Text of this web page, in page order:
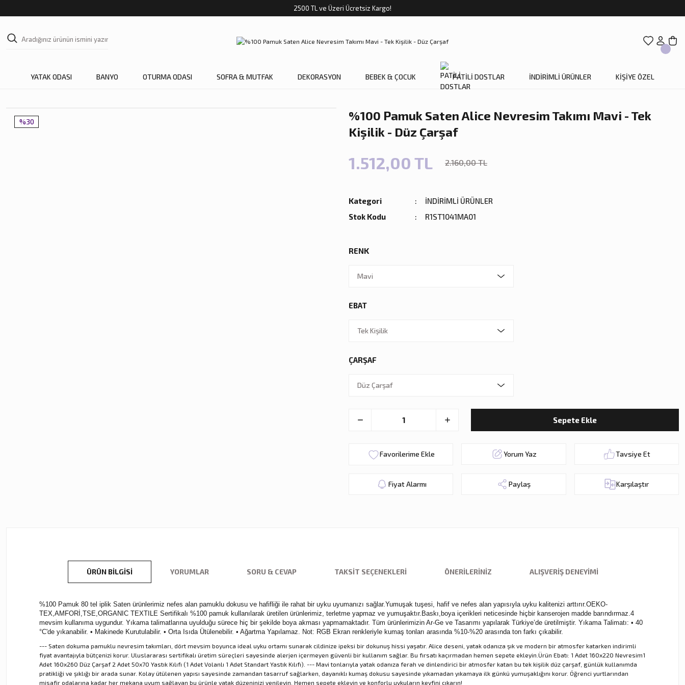
2500 TL ve Üzeri Ücretsiz Kargo!
YATAK ODASI BANYO OTURMA ODASI SOFRA & MUTFAK DEKORASYON BEBEK & ÇOCUK PATİLİ DOSTLAR İNDİRİMLİ ÜRÜNLER KİŞİYE ÖZEL
%30
%100 Pamuk Saten Alice Nevresim Takımı Mavi - Tek
Kişilik - Düz Çarşaf
1.512,00 TL 2.160,00 TL
Kategori
İNDİRİMLİ ÜRÜNLER
Stok Kodu
R1ST1041MA01
RENK
EBAT
ÇARŞAF
Sepete Ekle
Yorum Yaz Tavsiye Et
Fiyat Alarmı Paylaş Karşılaştır
ÜRÜN BILGISI YORUMLAR SORU & CEVAP TAKSIT SEÇENEKLERI ÖNERILERINIZ ALIŞVERIŞ DENEYIMI
%100 Pamuk 80 tel iplik Saten ürünlerimiz nefes alan pamuklu dokusu ve hafifliği ile rahat bir uyku uyumanızı sağlar.Yumuşak tuşesi, hafif ve nefes alan yapısıyla uyku kalitenizi arttırır.OEKO-
TEX,AMFORİ,TSE,ORGANIC TEXTILE Sertifikalı %100 pamuk kullanılarak üretilen ürünlerimiz, terletme yapmaz ve yumuşaktır.Baskı,boya içerikleri neticesinde hiçbir kanserojen madde barındırmaz.4
mevsim kullanıma uygundur. Yıkama talimatlarına uyulduğu sürece hiç bir şekilde boya akması yapmamaktadır. Tüm ürünlerimizin Ar-Ge ve Tasarımı yapılarak Türkiye’de üretilmiştir. Yıkama Talimatı: • 40
°C'de yıkanabilir. • Makinede Kurutulabilir. • Orta Isıda Ütülenebilir. • Ağartma Yapılamaz. Not: RGB Ekran renkleriyle kumaş tonları arasında %10-%20 arasında ton farkı çıkabilir.
--- Saten dokuma pamuklu nevresim takımları, dört mevsim boyunca ideal uyku ortamı sunarak cildinize ipeksi bir dokunuş hissi yaşatır. Alice deseni, yatak odanıza şık ve modern bir atmosfer katarken indirimli
fiyat avantajıyla bütçenizi korur. Uluslararası sertifikalı üretim süreçleri sayesinde alerjen içermeyen güvenli bir kullanım sağlar. Bu fırsatı kaçırmadan hemen sepete ekleyin.Ürün Ebatı: 1 Adet 160x220 Nevresim1
Adet 160x260 Düz Çarşaf 2 Adet 50x70 Yastık Kılıfı (1 Adet Volanlı 1 Adet Standart Yastık Kılıfı). --- Mavi tonlarıyla yatak odanıza ferah ve dinlendirici bir atmosfer katan bu tek kişilik düz çarşaf, günlük kullanımda
pratikliği ve şıklığı bir arada sunar. Kolay ütülenen yapısı sayesinde zamandan tasarruf sağlarken, dayanıklı kumaş dokusu sayesinde yıkamadan yıkamaya ilk günkü yumuşaklığını korur. Öğrenci yurtlarından
misafir odalarına kadar her mekana uyum sağlayan bu ürünle yatak düzeninizi yenileyin. Hemen sepete ekleyin ve konforlu uykuların keyfini çıkarın!